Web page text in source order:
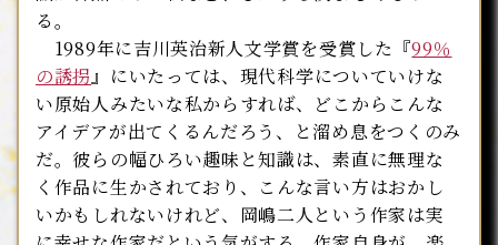
る。
1989年に吉川英治新人文学賞を受賞した『99％
の誘拐』にいたっては、現代科学についていけな
い原始人みたいな私からすれば、どこからこんな
アイデアが出てくるんだろう、と溜め息をつくのみ
だ。彼らの幅ひろい趣味と知識は、素直に無理な
く作品に生かされており、こんな言い方はおかし
いかもしれないけれど、岡嶋二人という作家は実